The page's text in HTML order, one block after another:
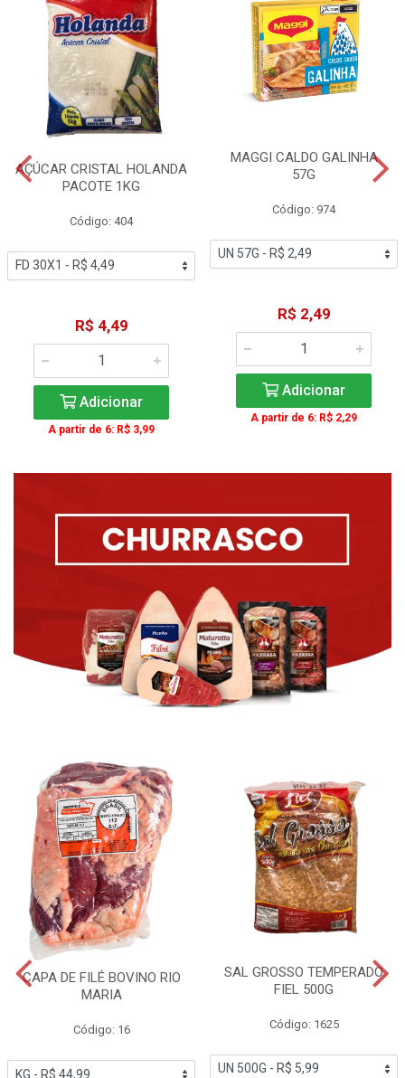
AÇÚCAR CRISTAL HOLANDA
PACOTE 1KG
Código: 404
R$ 4,49
Adicionar
A partir de 6: R$ 3,99
MAGGI CALDO GALINHA
57G
Código: 974
R$ 2,49
Adicionar
A partir de 6: R$ 2,29
CAPA DE FILÉ BOVINO RIO
MARIA
Código: 16
SAL GROSSO TEMPERADO
FIEL 500G
Código: 1625